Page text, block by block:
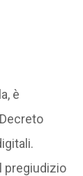
è
pregiudizio